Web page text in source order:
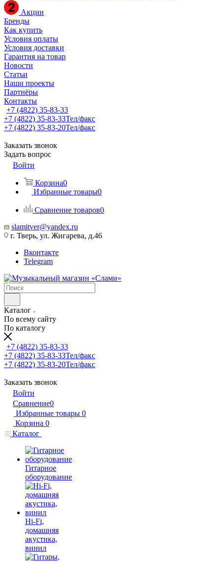
Акции
Бренды
Как купить
Условия оплаты
Условия доставки
Гарантия на товар
Новости
Статьи
Наши проекты
Партнёры
Контакты
+7 (4822) 35-83-33
+7 (4822) 35-83-33Тел/факс
+7 (4822) 35-83-20Тел/факс
Заказать звонок
Задать вопрос
Войти
Корзина0
Избранные товары0
Сравнение товаров0
slamitver@yandex.ru
г. Тверь, ул. Жигарева, д.46
Вконтакте
Telegram
Каталог
По всему сайту
По каталогу
+7 (4822) 35-83-33
+7 (4822) 35-83-33Тел/факс
+7 (4822) 35-83-20Тел/факс
Заказать звонок
Войти
Сравнение0
Избранные товары 0
Корзина 0
Каталог
Гитарное
оборудование
Hi-Fi,
домашняя
акустика,
винил